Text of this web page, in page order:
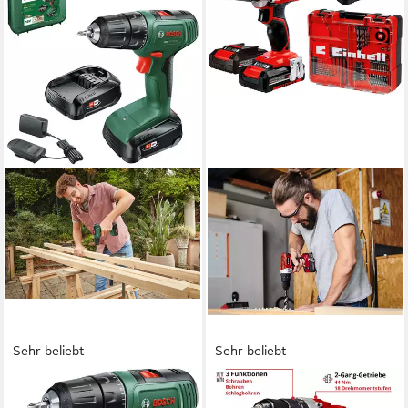
Sehr beliebt
BOSCH HOME & GARDEN
Sehr beliebt
EINHELL